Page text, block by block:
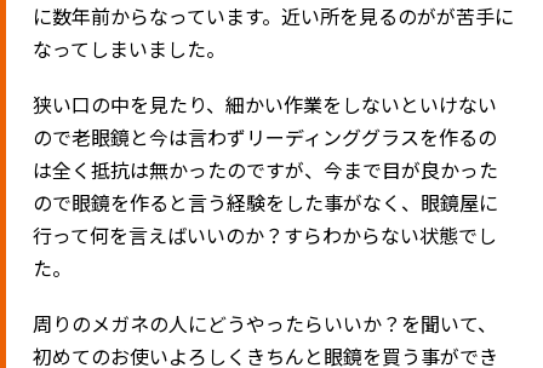
に数年前からなっています。近い所を見るのがが苦手に
なってしまいました。
狭い口の中を見たり、細かい作業をしないといけない
ので老眼鏡と今は言わずリーディンググラスを作るの
は全く抵抗は無かったのですが、今まで目が良かった
ので眼鏡を作ると言う経験をした事がなく、眼鏡屋に
行って何を言えばいいのか？すらわからない状態でし
た。
周りのメガネの人にどうやったらいいか？を聞いて、
初めてのお使いよろしくきちんと眼鏡を買う事ができ